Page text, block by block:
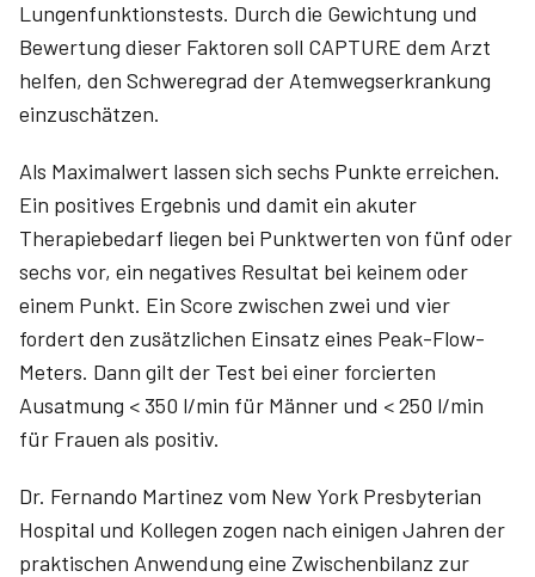
Lungenfunktionstests. Durch die Gewichtung und
Bewertung dieser Faktoren soll CAPTURE dem Arzt
helfen, den Schweregrad der Atemwegserkrankung
einzuschätzen.
Als Maximalwert lassen sich sechs Punkte erreichen.
Ein positives Ergebnis und damit ein akuter
Therapiebedarf liegen bei Punktwerten von fünf oder
sechs vor, ein negatives Resultat bei keinem oder
einem Punkt. Ein Score zwischen zwei und vier
fordert den zusätzlichen Einsatz eines Peak-Flow-
Meters. Dann gilt der Test bei einer forcierten
Ausatmung < 350 l/min für Männer und < 250 l/min
für Frauen als positiv.
Dr. Fernando Martinez vom New York Presbyterian
Hospital und Kollegen zogen nach einigen Jahren der
praktischen Anwendung eine Zwischenbilanz zur